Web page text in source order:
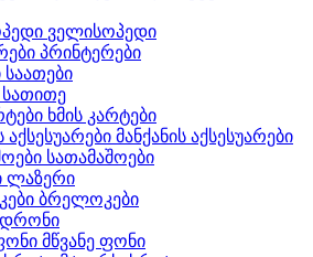
ველისოპედი
პრინტერები
საათები
სათითე
ხმის კარტები
მანქანის აქსესუარები
სათამაშოები
ლაზერი
ბრელოკები
დრონი
მწვანე ფონი